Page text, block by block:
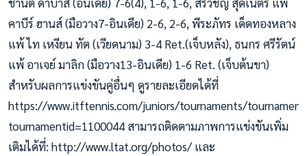
คาบีร์ ฮานส์ (มือวาง7-อินเดีย) 2-6, 2-6, พีระภัทร เด็ดทองหลาง
แพ้ ไท เหงียน ทัต (เวียดนาม) 3-4 Ret.(เจ็บหลัง), ธนกร ศรีรัตน์
แพ้ อาเจย์ มาลิก (มือวาง13-อินเดีย) 1-6 Ret. (เจ็บต้นขา)
สำหรับผลการแข่งขันคู่อื่นๆ ดูรายละเอียดได้ที่
https://www.itftennis.com/juniors/tournaments/
tournamentid=1100044 สามารถติดตามภาพการแข่งขันเพิ่ม
เติมได้ที่: http://www.ltat.org/photos/ และ